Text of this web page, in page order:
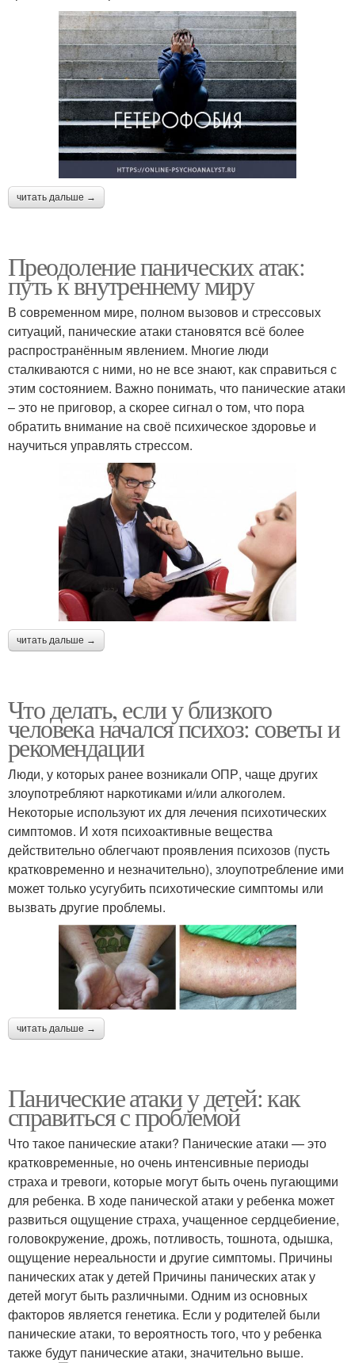
читать дальше →
Преодоление панических атак:
путь к внутреннему миру
В современном мире, полном вызовов и стрессовых
ситуаций, панические атаки становятся всё более
распространённым явлением. Многие люди
сталкиваются с ними, но не все знают, как справиться с
этим состоянием. Важно понимать, что панические атаки
– это не приговор, а скорее сигнал о том, что пора
обратить внимание на своё психическое здоровье и
научиться управлять стрессом.
читать дальше →
Что делать, если у близкого
человека начался психоз: советы и
рекомендации
Люди, у которых ранее возникали ОПР, чаще других
злоупотребляют наркотиками и/или алкоголем.
Некоторые используют их для лечения психотических
симптомов. И хотя психоактивные вещества
действительно облегчают проявления психозов (пусть
кратковременно и незначительно), злоупотребление ими
может только усугубить психотические симптомы или
вызвать другие проблемы.
читать дальше →
Панические атаки у детей: как
справиться с проблемой
Что такое панические атаки? Панические атаки — это
кратковременные, но очень интенсивные периоды
страха и тревоги, которые могут быть очень пугающими
для ребенка. В ходе панической атаки у ребенка может
развиться ощущение страха, учащенное сердцебиение,
головокружение, дрожь, потливость, тошнота, одышка,
ощущение нереальности и другие симптомы. Причины
панических атак у детей Причины панических атак у
детей могут быть различными. Одним из основных
факторов является генетика. Если у родителей были
панические атаки, то вероятность того, что у ребенка
также будут панические атаки, значительно выше.